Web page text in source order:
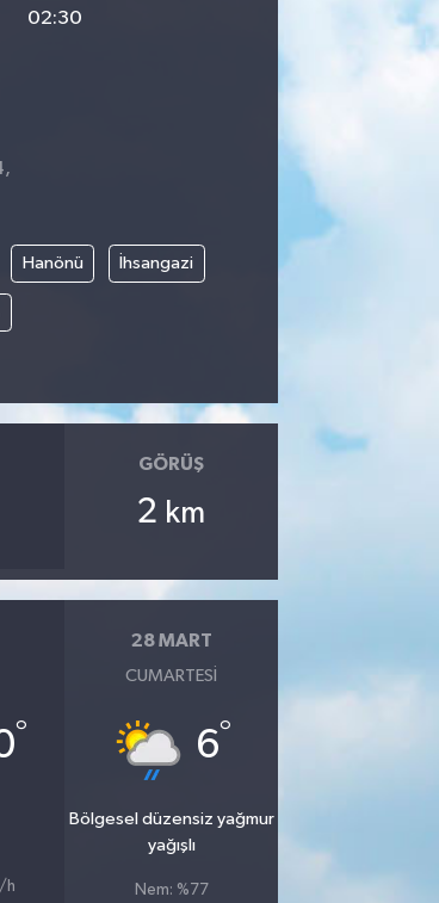
02:30
Hanönü İhsangazi
GÖRÜŞ
2 km
°
h
28 MART
CUMARTESI
6°
Bölgesel düzensiz yağmur
yağışlı
Nem: %77